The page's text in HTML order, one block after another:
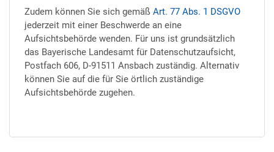
Zudem können Sie sich gemäß Art. 77 Abs. 1 DSGVO
jederzeit mit einer Beschwerde an eine
Aufsichtsbehörde wenden. Für uns ist grundsätzlich
das Bayerische Landesamt für Datenschutzaufsicht,
Postfach 606, D-91511 Ansbach zuständig. Alternativ
können Sie auf die für Sie örtlich zuständige
Aufsichtsbehörde zugehen.